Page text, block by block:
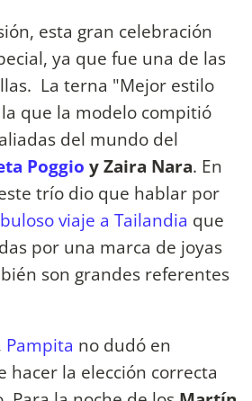
esta gran celebración
ya que fue una de las
La terna "Mejor estilo
que la modelo compitió
del mundo del
Poggio y Zaira Nara. En
trío dio que hablar por
viaje a Tailandia que
por una marca de joyas
son grandes referentes
Pampita no dudó en
hacer la elección correcta